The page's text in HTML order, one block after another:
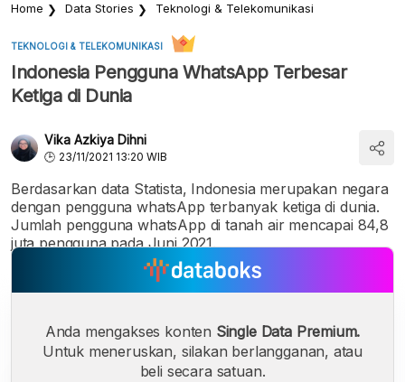
Home Data Stories Teknologi & Telekomunikasi
TEKNOLOGI & TELEKOMUNIKASI
Indonesia Pengguna WhatsApp Terbesar
Ketiga di Dunia
Vika Azkiya Dihni
23/11/2021 13:20 WIB
Berdasarkan data Statista, Indonesia merupakan negara
dengan pengguna whatsApp terbanyak ketiga di dunia.
Jumlah pengguna whatsApp di tanah air mencapai 84,8
juta pengguna pada Juni 2021.
Anda mengakses konten Single Data Premium.
Untuk meneruskan, silakan berlangganan, atau
beli secara satuan.